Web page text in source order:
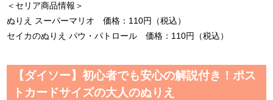
＜セリア商品情報＞
ぬりえ スーパーマリオ 価格：110円（税込）
セイカのぬりえ パウ・パトロール 価格：110円（税込）
【ダイソー】初心者でも安心の解説付き！ポス
トカードサイズの大人のぬりえ